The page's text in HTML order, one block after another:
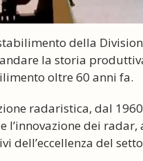
della
la storia
oltre 60 anni fa.
radaristica, dal
dei
del